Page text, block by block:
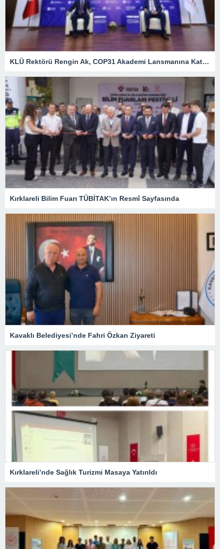
KLÜ Rektörü Rengin Ak, COP31 Akademi Lansmanına Katıldı
Kırklareli Bilim Fuarı TÜBİTAK’ın Resmî Sayfasında
Kavaklı Belediyesi’nde Fahri Özkan Ziyareti
Kırklareli’nde Sağlık Turizmi Masaya Yatırıldı